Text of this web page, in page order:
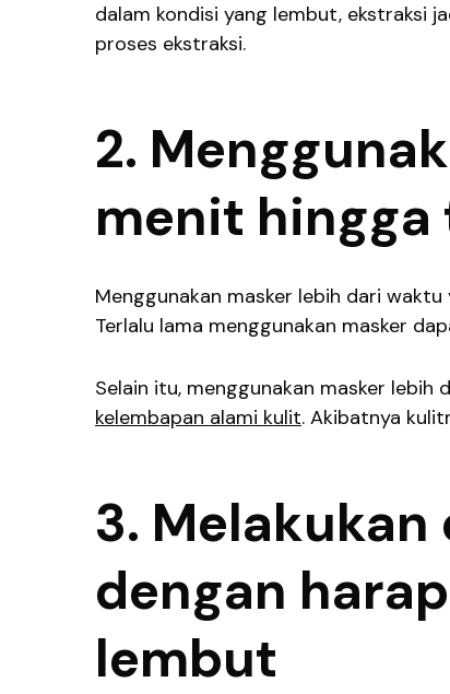
dalam kondisi yang lembut, ekstraksi
proses ekstraksi.
2.
menit
Menggunakan masker lebih dari
Terlalu lama menggunakan masker
Selain itu, menggunakan masker
kelembapan alami kulit. Akibatnya
3.
dengan
lembut